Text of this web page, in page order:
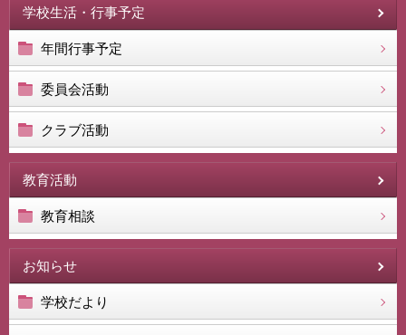
学校生活・行事予定
年間行事予定
委員会活動
クラブ活動
教育活動
教育相談
お知らせ
学校だより